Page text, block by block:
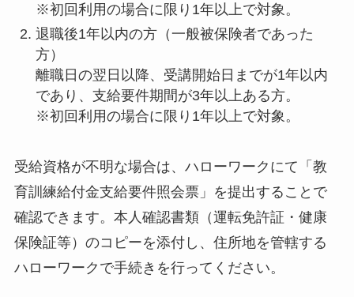
※初回利用の場合に限り1年以上で対象。
退職後1年以内の方（一般被保険者であった
方）
離職日の翌日以降、受講開始日までが1年以内
であり、支給要件期間が3年以上ある方。
※初回利用の場合に限り1年以上で対象。
受給資格が不明な場合は、ハローワークにて「教
育訓練給付金支給要件照会票」を提出することで
確認できます。本人確認書類（運転免許証・健康
保険証等）のコピーを添付し、住所地を管轄する
ハローワークで手続きを行ってください。